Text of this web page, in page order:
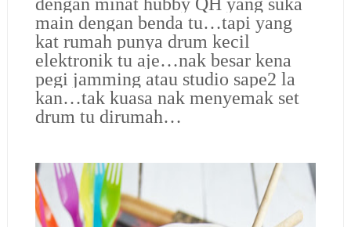
main dengan benda tu…tapi yang
kat rumah punya drum kecil
elektronik tu aje…nak besar kena
pegi jamming atau studio sape2 la
kan…tak kuasa nak menyemak set
drum tu dirumah…